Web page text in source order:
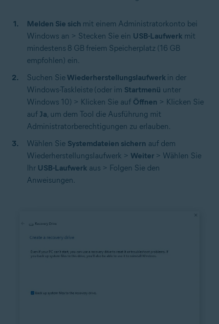
Melden Sie sich mit einem Administratorkonto bei
Windows an > Stecken Sie ein USB-Laufwerk mit
mindestens 8 GB freiem Speicherplatz (16 GB
empfohlen) ein.
Suchen SieWiederherstellungslaufwerk in der
Windows-Taskleiste (oder im Startmenü unter
Windows 10) > Klicken Sie auf Öffnen > Klicken Sie
auf Ja, um dem Tool die Ausführung mit
Administratorberechtigungen zu erlauben.
Wählen Sie Systemdateien sichern auf dem
Wiederherstellungslaufwerk > Weiter > Wählen Sie
Ihr USB-Laufwerk aus > Folgen Sie den
Anweisungen.